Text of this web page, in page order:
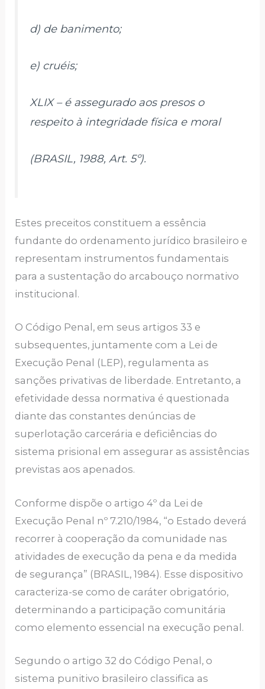
d) de banimento;
e) cruéis;
XLIX – é assegurado aos presos o
respeito à integridade física e moral
(BRASIL, 1988, Art. 5º).
Estes preceitos constituem a essência
fundante do ordenamento jurídico brasileiro e
representam instrumentos fundamentais
para a sustentação do arcabouço normativo
institucional.
O Código Penal, em seus artigos 33 e
subsequentes, juntamente com a Lei de
Execução Penal (LEP), regulamenta as
sanções privativas de liberdade. Entretanto, a
efetividade dessa normativa é questionada
diante das constantes denúncias de
superlotação carcerária e deficiências do
sistema prisional em assegurar as assistências
previstas aos apenados.
Conforme dispõe o artigo 4º da Lei de
Execução Penal nº 7.210/1984, “o Estado deverá
recorrer à cooperação da comunidade nas
atividades de execução da pena e da medida
de segurança” (BRASIL, 1984). Esse dispositivo
caracteriza-se como de caráter obrigatório,
determinando a participação comunitária
como elemento essencial na execução penal.
Segundo o artigo 32 do Código Penal, o
sistema punitivo brasileiro classifica as